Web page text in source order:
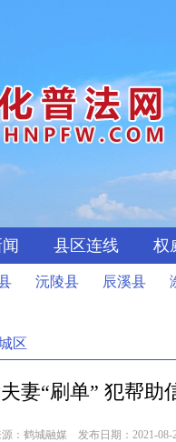
县区连线 权
沅陵县 辰溪县
区
夫妻“刷单” 犯帮
：鹤城融媒 发布日期：2021-08-